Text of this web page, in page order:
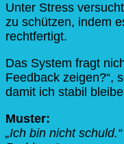
Unter Stress
zu schützen, indem
rechtfertigt.
Das System fragt
Feedback zeigen?“,
damit ich stabil
Muster:
„Ich bin nicht